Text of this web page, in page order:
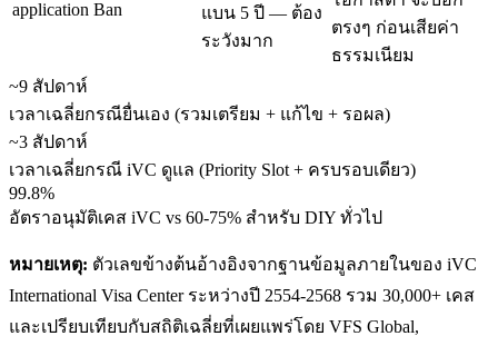
application Ban
แบน 5 ปี — ต้อง
ระวังมาก
ตรงๆ ก่อนเสียค่า
ธรรมเนียม
~9 สัปดาห์
เวลาเฉลี่ยกรณียื่นเอง (รวมเตรียม + แก้ไข + รอผล)
~3 สัปดาห์
เวลาเฉลี่ยกรณี iVC ดูแล (Priority Slot + ครบรอบเดียว)
99.8%
อัตราอนุมัติเคส iVC vs 60-75% สำหรับ DIY ทั่วไป
หมายเหตุ: ตัวเลขข้างต้นอ้างอิงจากฐานข้อมูลภายในของ iVC
International Visa Center ระหว่างปี 2554-2568 รวม 30,000+ เคส
และเปรียบเทียบกับสถิติเฉลี่ยที่เผยแพร่โดย VFS Global,